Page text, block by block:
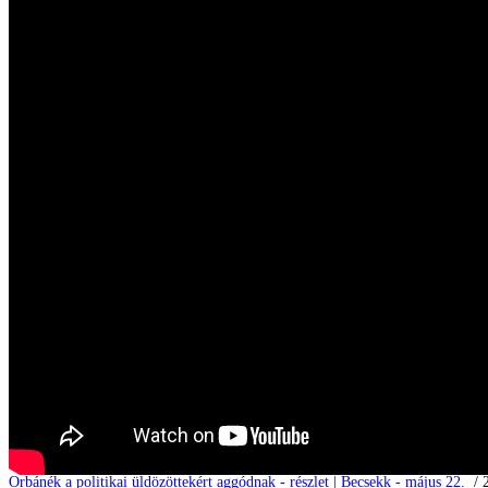
Orbánék a politikai üldözöttekért aggódnak - részlet | Becsekk - május 22. /